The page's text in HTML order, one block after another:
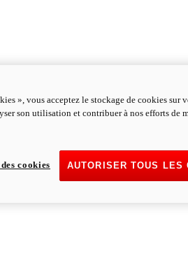
», vous acceptez le stockage de cookies sur
son utilisation et contribuer à nos efforts de
AUTORISER TOUS LES
cookies